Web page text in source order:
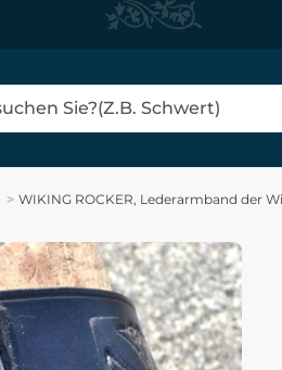
WIKING ROCKER, Lederarmband der